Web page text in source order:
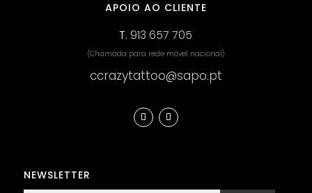
APOIO AO CLIENTE
T.913 657 705
(Chamada para rede móvel nacional)
ccrazytattoo@sapo.pt
NEWSLETTER